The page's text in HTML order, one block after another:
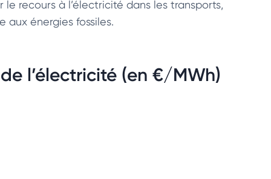
recours à l’électricité dans les transports,
aux énergies fossiles.
l’électricité (en €/MWh)